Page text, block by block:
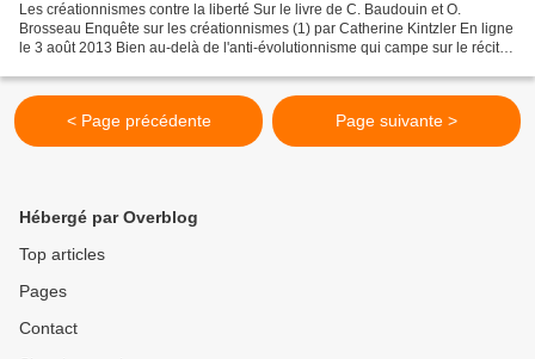
Les créationnismes contre la liberté Sur le livre de C. Baudouin et O.
Brosseau Enquête sur les créationnismes (1) par Catherine Kintzler En ligne
le 3 août 2013 Bien au-delà de l'anti-évolutionnisme qui campe sur le récit
< Page précédente Page suivante >
Hébergé par Overblog
Top articles
Pages
Contact